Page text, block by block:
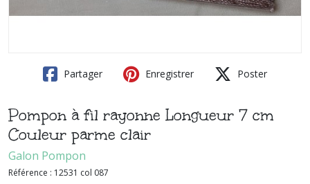
Partager Enregistrer Poster
Pompon à fil rayonne Longueur 7 cm
Couleur parme clair
Galon Pompon
Référence : 12531 col 087